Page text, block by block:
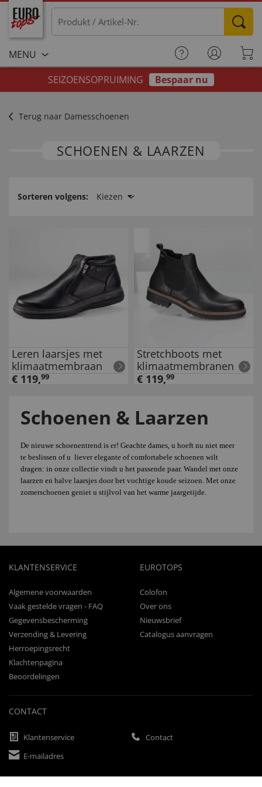
MENU
SEIZOENSOPRUIMING
Bespaar nu
Terug naar Damesschoenen
SCHOENEN & LAARZEN
Sorteren volgens: Kiezen
Leren laarsjes met
klimaatmembraan
€ 119,99
Stretchboots met
klimaatmembranen
€ 119,99
Schoenen & Laarzen
De nieuwe schoenentrend is er! Geachte dames, u hoeft nu niet meer
te beslissen of u liever elegante of comfortabele schoenen wilt
dragen: in onze collectie vindt u het passende paar. Wandel met onze
laarzen en halve laarsjes door het vochtige koude seizoen. Met onze
zomerschoenen geniet u stijlvol van het warme jaargetijde.
KLANTENSERVICE
Algemene voorwaarden
Vaak gestelde vragen - FAQ
Gegevensbescherming
Verzending & Levering
Herroepingsrecht
Klachtenpagina
Beoordelingen
EUROTOPS
Colofon
Over ons
Nieuwsbrief
Catalogus aanvragen
CONTACT
Klantenservice
Contact
E-mailadres